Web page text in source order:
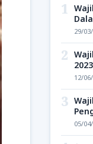
1
29/
2
12/
3
05/